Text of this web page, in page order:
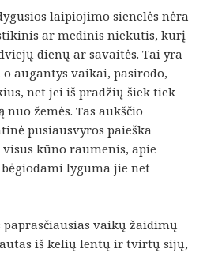
laipiojimo sienelės nėra
ar medinis niekutis, kurį
dienų ar savaitės. Tai yra
augantys vaikai, pasirodo,
net jei iš pradžių šiek tiek
žemės. Tas aukščio
pusiausvyros paieška
kūno raumenis, apie
lyguma jie net
paprasčiausias vaikų žaidimų
iš kelių lentų ir tvirtų sijų,